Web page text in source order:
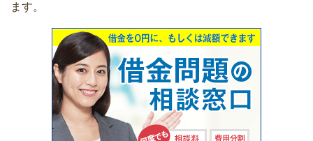
ます。